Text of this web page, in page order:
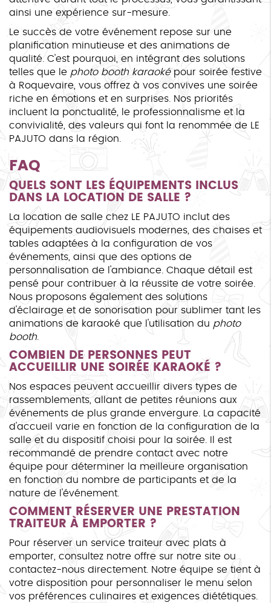
ainsi une expérience sur-mesure.
Le succès de votre événement repose sur une
planification minutieuse et des animations de
qualité. C'est pourquoi, en intégrant des solutions
telles que le photo booth karaoképour soirée festive
à Roquevaire, vous offrez à vos convives une soirée
riche en émotions et en surprises. Nos priorités
incluent la ponctualité, le professionnalisme et la
convivialité, des valeurs qui font la renommée de LE
PAJUTO dans la région.
FAQ
QUELS SONT LES ÉQUIPEMENTS INCLUS
DANS LA LOCATION DE SALLE ?
La location de salle chez LE PAJUTO inclut des
équipements audiovisuels modernes, des chaises et
tables adaptées à la configuration de vos
événements, ainsi que des options de
personnalisation de l'ambiance. Chaque détail est
pensé pour contribuer à la réussite de votre soirée.
Nous proposons également des solutions
d'éclairage et de sonorisation pour sublimer tant les
animations de karaoké que l'utilisation du photo
booth
COMBIEN DE PERSONNES PEUT
ACCUEILLIR UNE SOIRÉE KARAOKÉ ?
Nos espaces peuvent accueillir divers types de
rassemblements, allant de petites réunions aux
événements de plus grande envergure. La capacité
d'accueil varie en fonction de la configuration de la
salle et du dispositif choisi pour la soirée. Il est
recommandé de prendre contact avec notre
équipe pour déterminer la meilleure organisation
en fonction du nombre de participants et de la
nature de l'événement.
COMMENT RÉSERVER UNE PRESTATION
TRAITEUR À EMPORTER ?
Pour réserver un service traiteur avec plats à
emporter, consultez notre offre sur notre site ou
contactez-nous directement. Notre équipe se tient à
votre disposition pour personnaliser le menu selon
vos préférences culinaires et exigences diététiques.